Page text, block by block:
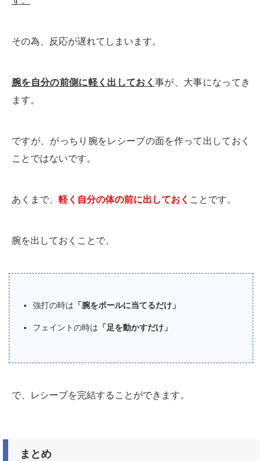
その為、反応が遅れてしまいます。
腕を自分の前側に軽く出しておく 事が、大事になってき
ます。
ですが、がっちり腕をレシーブの面を作って出しておく
ことではないです。
あくまで、 軽く自分の体の前に出しておく ことです。
腕を出しておくことで、
強打の時は 「腕をボールに当てるだけ」
フェイントの時は 「足を動かすだけ」
で、レシーブを完結することができます。
まとめ